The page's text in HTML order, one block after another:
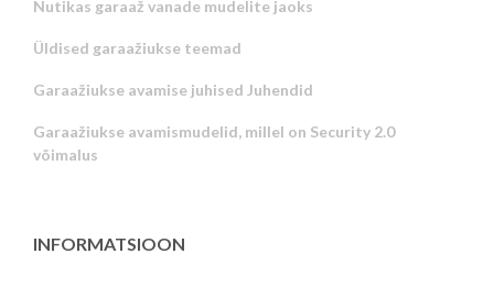
Nutikas garaaž vanade mudelite jaoks
Üldised garaažiukse teemad
Garaažiukse avamise juhised Juhendid
Garaažiukse avamismudelid, millel on Security 2.0
võimalus
INFORMATSIOON